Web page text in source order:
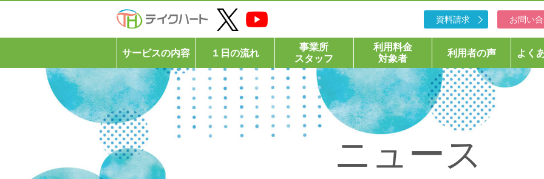
資料請求 お問い
サービスの内容 １日の流れ
事業所
スタッフ
利用料金
対象者
利用者の声 よく
ニュース